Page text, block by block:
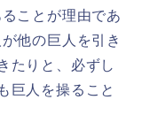
ことが理由であ
他の巨人を引き
たりと、必ずし
巨人を操ること